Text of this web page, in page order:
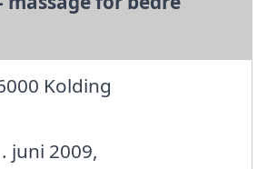
Kolding
juni 2009,